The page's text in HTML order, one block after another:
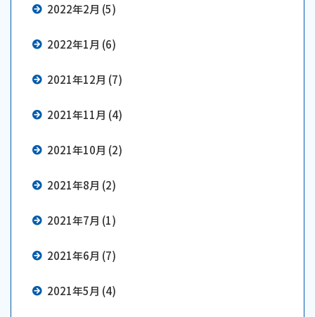
2022年2月 (5)
2022年1月 (6)
2021年12月 (7)
2021年11月 (4)
2021年10月 (2)
2021年8月 (2)
2021年7月 (1)
2021年6月 (7)
2021年5月 (4)